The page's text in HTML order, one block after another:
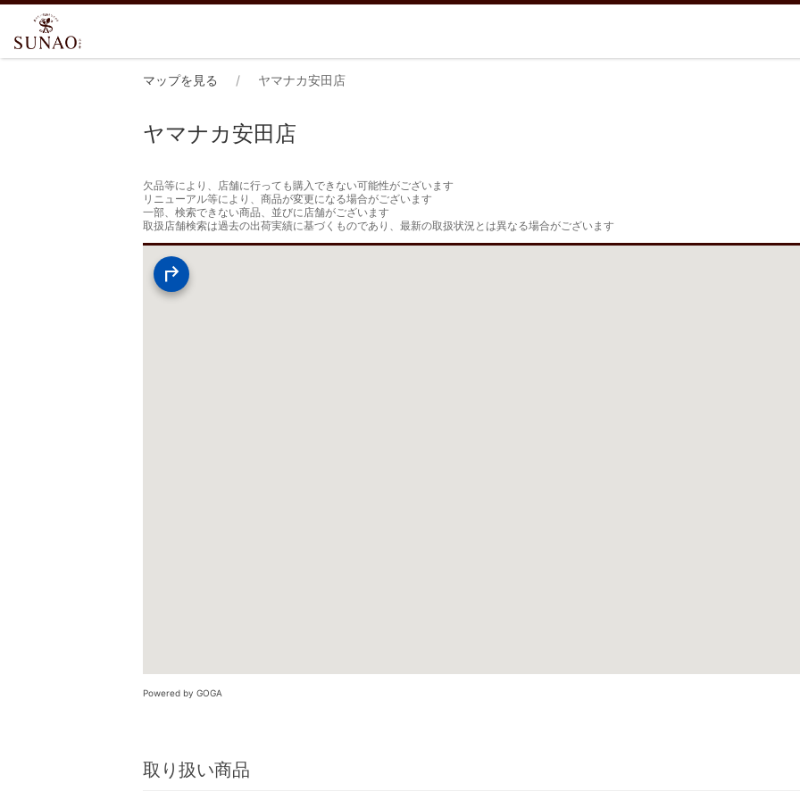
マップを見る ヤマナカ安田店
ヤマナカ安田店
欠品等により、店舗に行っても購入できない可能性がございます
リニューアル等により、商品が変更になる場合がございます
一部、検索できない商品、並びに店舗がございます
取扱店舗検索は過去の出荷実績に基づくものであり、最新の取扱状況とは異なる場合がございます
Powered by GOGA
取り扱い商品